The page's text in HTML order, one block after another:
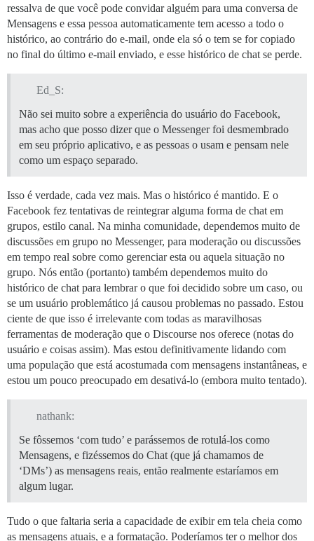
ressalva de que você pode convidar alguém para uma conversa de
Mensagens e essa pessoa automaticamente tem acesso a todo o
histórico, ao contrário do e-mail, onde ela só o tem se for copiado
no final do último e-mail enviado, e esse histórico de chat se perde.
Ed_S:
Não sei muito sobre a experiência do usuário do Facebook,
mas acho que posso dizer que o Messenger foi desmembrado
em seu próprio aplicativo, e as pessoas o usam e pensam nele
como um espaço separado.
Isso é verdade, cada vez mais. Mas o histórico é mantido. E o
Facebook fez tentativas de reintegrar alguma forma de chat em
grupos, estilo canal. Na minha comunidade, dependemos muito de
discussões em grupo no Messenger, para moderação ou discussões
em tempo real sobre como gerenciar esta ou aquela situação no
grupo. Nós então (portanto) também dependemos muito do
histórico de chat para lembrar o que foi decidido sobre um caso, ou
se um usuário problemático já causou problemas no passado. Estou
ciente de que isso é irrelevante com todas as maravilhosas
ferramentas de moderação que o Discourse nos oferece (notas do
usuário e coisas assim). Mas estou definitivamente lidando com
uma população que está acostumada com mensagens instantâneas, e
estou um pouco preocupado em desativá-lo (embora muito tentado).
nathank:
Se fôssemos ‘com tudo’ e parássemos de rotulá-los como
Mensagens, e fizéssemos do Chat (que já chamamos de
‘DMs’) as mensagens reais, então realmente estaríamos em
algum lugar.
Tudo o que faltaria seria a capacidade de exibir em tela cheia como
as mensagens atuais, e a formatação. Poderíamos ter o melhor dos